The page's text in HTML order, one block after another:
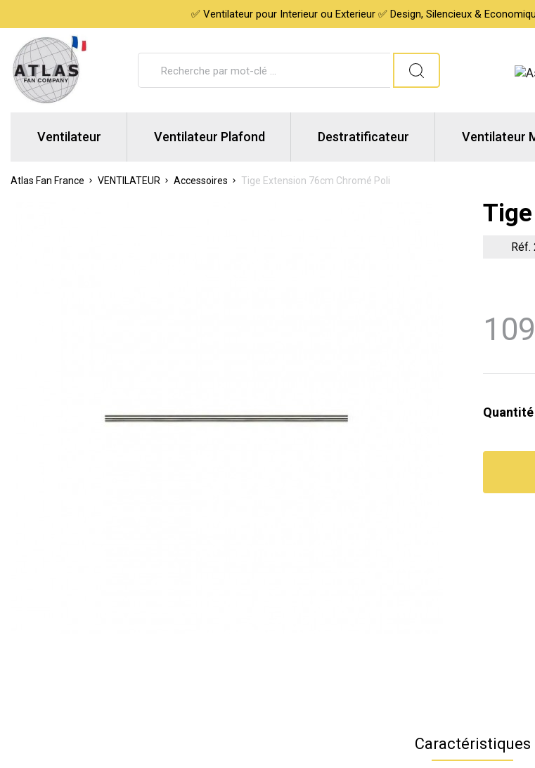
✅ Ventilateur pour Interieur ou Exterieur ✅ Design, Silencieux &
Ventilateur Ventilateur Plafond Destratificateur Ventilateur
Atlas Fan France VENTILATEUR Accessoires Tige Extension 76cm Chromé Poli
Réf.
Quantité
Caractéristiques